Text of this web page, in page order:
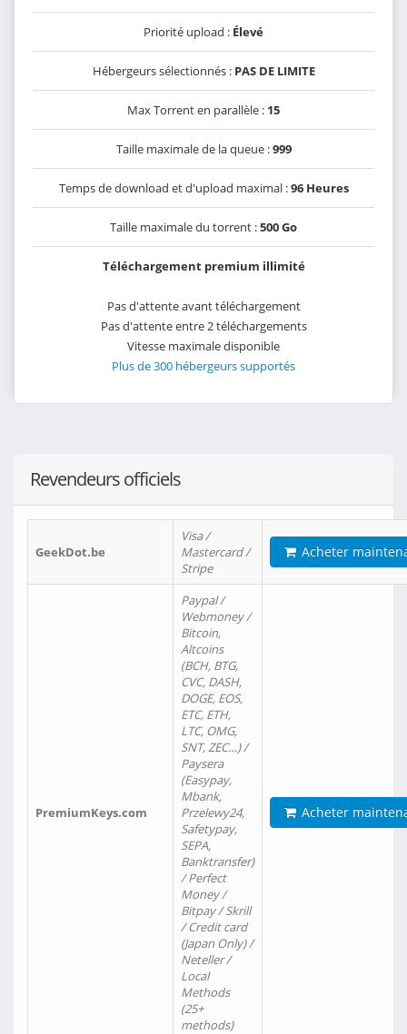
Priorité upload : Élevé
Hébergeurs sélectionnés : PAS DE LIMITE
Max Torrent en parallèle : 15
Taille maximale de la queue :999
Temps de download et d'upload maximal :96 Heures
Taille maximale du torrent :500 Go
Téléchargement premium illimité
Pas d'attente avant téléchargement
Pas d'attente entre 2 téléchargements
Vitesse maximale disponible
Plus de 300 hébergeurs supportés
Revendeurs officiels
GeekDot.be
Visa /
Mastercard /
Stripe
Acheter
PremiumKeys.com
Paypal /
Webmoney /
Bitcoin,
Altcoins
(BCH, BTG,
CVC, DASH,
DOGE, EOS,
ETC, ETH,
LTC, OMG,
SNT, ZEC…) /
Paysera
(Easypay,
Mbank,
Przelewy24,
Safetypay,
SEPA,
Banktransfer)
/ Perfect
Money /
Bitpay / Skrill
/ Credit card
(Japan Only) /
Neteller /
Local
Methods
(25+
methods)
Acheter